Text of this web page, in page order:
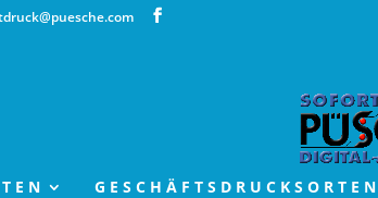
GESCHÄFTSDRUCKSORTEN